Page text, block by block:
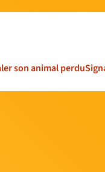
son animal perdu